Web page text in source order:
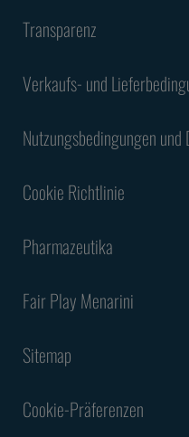
Transparenz
Verkaufs- und
Nutzungsbedingungen
Cookie Richtlinie
Pharmazeutika
Fair Play Menarini
Sitemap
Cookie-Präferenzen